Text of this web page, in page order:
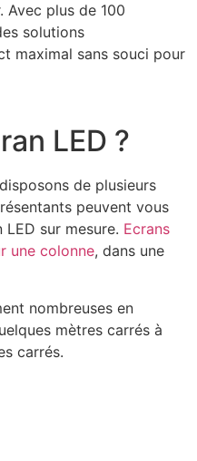
Avec plus de 100
solutions
maximal sans souci pour
LED ?
de plusieurs
peuvent vous
sur mesure. Ecrans
une colonne, dans une
nombreuses en
mètres carrés à
carrés.